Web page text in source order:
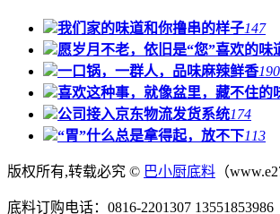
我们家的味道和你撸串的样子147
愿岁月不老，依旧是“您”喜欢的
一口锅，一群人，品味麻辣鲜香190
喜欢这种事，就像盆里，藏不住的
公司接入京东物流发货系统174
“胃”什么总是拿得起，放不下113
版权所有,转载必究 © 巴小厨底料 （
底料订购电话：0816-2201307